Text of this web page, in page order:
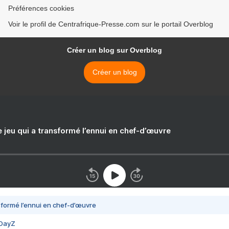
Préférences cookies
Voir le profil de Centrafrique-Presse.com sur le portail Overblog
Créer un blog sur Overblog
Créer un blog
jeu qui a transformé l’ennui en chef-d’œuvre
l’ennui en chef-d’œuvre